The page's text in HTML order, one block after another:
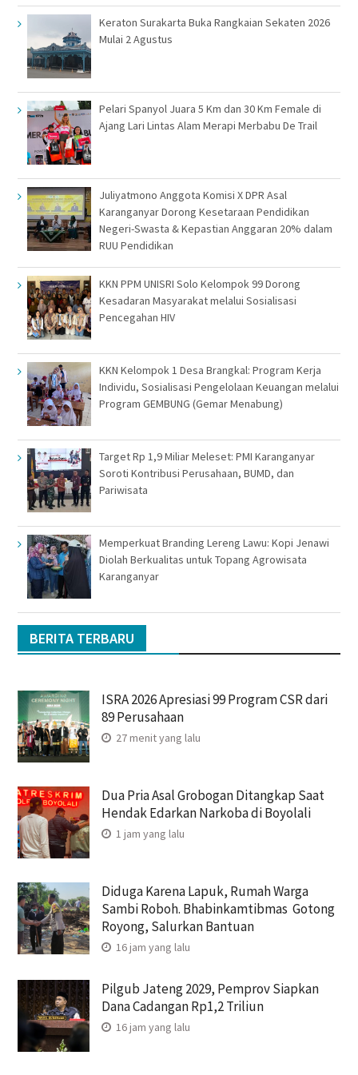
Keraton Surakarta Buka Rangkaian Sekaten 2026
Mulai 2 Agustus
Pelari Spanyol Juara 5 Km dan 30 Km Female di
Ajang Lari Lintas Alam Merapi Merbabu De Trail
Juliyatmono Anggota Komisi X DPR Asal
Karanganyar Dorong Kesetaraan Pendidikan
Negeri-Swasta & Kepastian Anggaran 20% dalam
RUU Pendidikan
KKN PPM UNISRI Solo Kelompok 99 Dorong
Kesadaran Masyarakat melalui Sosialisasi
Pencegahan HIV
KKN Kelompok 1 Desa Brangkal: Program Kerja
Individu, Sosialisasi Pengelolaan Keuangan melalui
Program GEMBUNG (Gemar Menabung)
Target Rp 1,9 Miliar Meleset: PMI Karanganyar
Soroti Kontribusi Perusahaan, BUMD, dan
Pariwisata
Memperkuat Branding Lereng Lawu: Kopi Jenawi
Diolah Berkualitas untuk Topang Agrowisata
Karanganyar
BERITA TERBARU
ISRA 2026 Apresiasi 99 Program CSR dari
89 Perusahaan
27 menit yang lalu
Dua Pria Asal Grobogan Ditangkap Saat
Hendak Edarkan Narkoba di Boyolali
1 jam yang lalu
Diduga Karena Lapuk, Rumah Warga
Sambi Roboh. Bhabinkamtibmas Gotong
Royong, Salurkan Bantuan
16 jam yang lalu
Pilgub Jateng 2029, Pemprov Siapkan
Dana Cadangan Rp1,2 Triliun
16 jam yang lalu